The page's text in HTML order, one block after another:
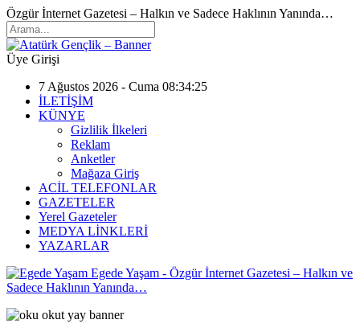
Özgür İnternet Gazetesi – Halkın ve Sadece Haklının Yanında…
Üye Girişi
7 Ağustos 2026 - Cuma 08:34:25
İLETİŞİM
KÜNYE
Gizlilik İlkeleri
Reklam
Anketler
Mağaza Giriş
ACİL TELEFONLAR
GAZETELER
Yerel Gazeteler
MEDYA LİNKLERİ
YAZARLAR
Egede Yaşam - Özgür İnternet Gazetesi – Halkın ve
Sadece Haklının Yanında…